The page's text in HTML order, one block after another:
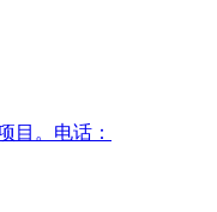
目。电话：